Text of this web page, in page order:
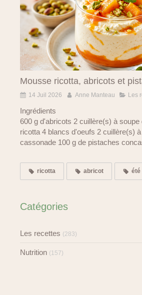
Mousse ricotta, abricots et
14 Juil 2026 Anne Manteau Les
Ingrédients
600 g d'abricots 2 cuillère(s) à soupe
ricotta 4 blancs d'oeufs 2 cuillère(s)
cassonade 100 g de pistaches
ricotta abricot été
Catégories
Les recettes (283)
Nutrition (157)